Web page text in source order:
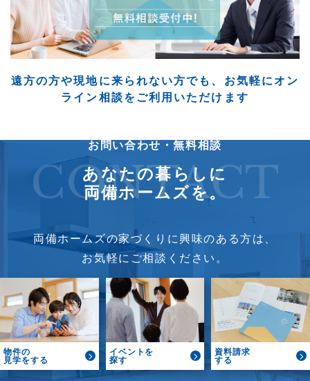
遠方の方や現地に来られない方でも、 お気軽にオン
ライン相談をご利用いただけます
お問い合わせ・無料相談
CONTACT
あなたの暮らしに
両備ホームズを。
両備ホームズの家づくりに興味のある方は、
お気軽にご相談ください。
物件の
見学をする
イベントを
探す
資料請求
する